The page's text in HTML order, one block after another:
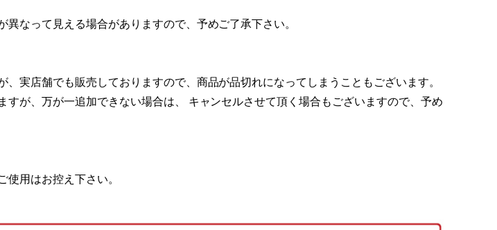
なって見える場合がありますので、予めご了承下さい。
、実店舗でも販売しておりますので、商品が品切れになってしまうこともございます。
すが、万が一追加できない場合は、 キャンセルさせて頂く場合もございますので、予め
使用はお控え下さい。